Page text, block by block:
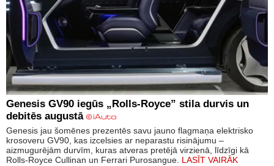
Genesis GV90 iegūs „Rolls-Royce” stila durvis un
debitēs augustā
Genesis jau šomēnes prezentēs savu jauno flagmaņa elektrisko
krosoveru GV90, kas izcelsies ar neparastu risinājumu –
aizmugurējām durvīm, kuras atveras pretējā virzienā, līdzīgi kā
Rolls-Royce Cullinan un Ferrari Purosangue. LASĪT VAIRĀK